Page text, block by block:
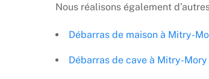
Nous réalisons également
Débarras de maison à Mitry-
Débarras de cave à Mitry-Mory